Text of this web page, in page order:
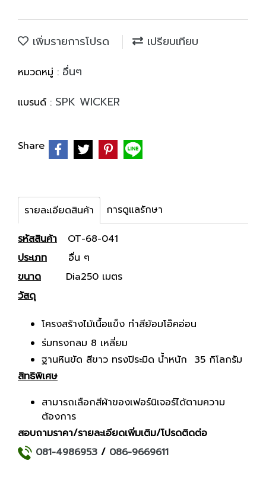
เพิ่มรายการโปรด เปรียบเทียบ
หมวดหมู่ : อื่นๆ
แบรนด์ : SPK WICKER
Share
รายละเอียดสินค้า การดูแลรักษา
รหัสสินค้า OT-68-041
ประเภท อื่น ๆ
ขนาด Dia250 เมตร
วัสดุ
โครงสร้างไม้เนื้อแข็ง ทําสีย้อมโอ๊คอ่อน
ร่มทรงกลม 8 เหลี่ยม
ฐานหินขัด สีขาว ทรงปิระมิด น้ำหนัก 35 กิโลกรัม
สิทธิพิเศษ
สามารถเลือกสีผ้าของเฟอร์นิเจอร์ได้ตามความ
ต้องการ
สอบถามราคา/รายละเอียดเพิ่มเติม/โปรดติดต่อ
081-4986953 / 086-9669611